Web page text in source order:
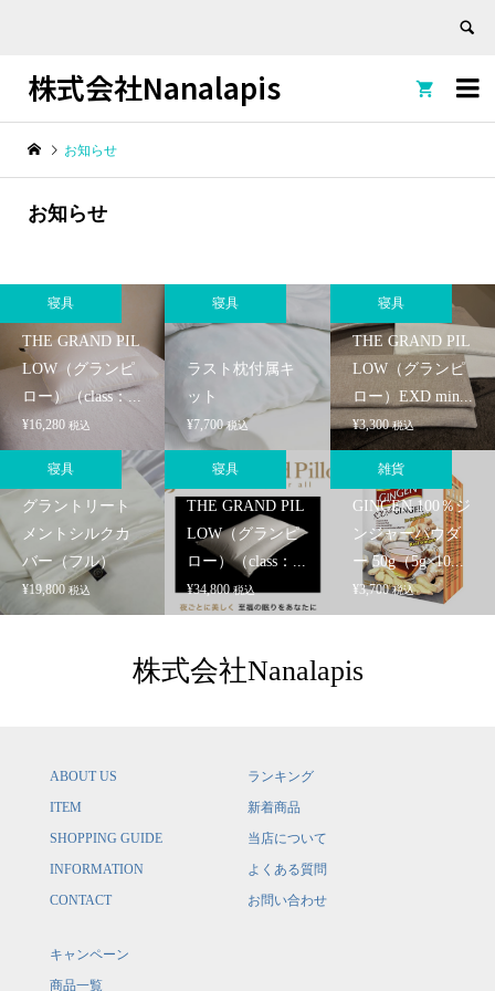

株式会社Nanalapis 
お知らせ
お知らせ
THE GRAND PIL
LOW（グランピ
ロー）（class：...
¥16,280 税込
寝具
ラスト枕付属キ
ット
¥7,700 税込
寝具
THE GRAND PIL
LOW（グランピ
ロー）EXD min...
¥3,300 税込
寝具
グラントリート
メントシルクカ
バー（フル）
¥19,800 税込
寝具
THE GRAND PIL
LOW（グランピ
ロー）（class：...
¥34,800 税込
寝具
GINGEN 100％ジ
ンジャーパウダ
ー 50g（5g×10...
¥3,700 税込
雑貨
株式会社Nanalapis
ABOUT US
ITEM
SHOPPING GUIDE
INFORMATION
CONTACT
ランキング
新着商品
当店について
よくある質問
お問い合わせ
キャンペーン
商品一覧